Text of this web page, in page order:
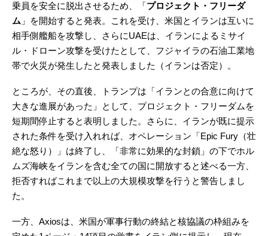
乗員を安全に脱出させるため、「プロジェクト・フリーダ
ム 」を開始すると発表。これを受け、米国とイランは互いに
相手側艦船を攻撃し、さらにUAEは、イランによるミサイ
ル・ドローン攻撃を受けたとして、フジャイラの石油工業地
帯で火災が発生したと発表しました（イランは否定）。
ところが、その直後、トランプは「イランとの合意に向けて
大きな進展があった」として、プロジェクト・フリーダムを
短期間停止すると表明しました。さらに、イランが既に提示
された条件を受け入れれば、オペレーション「Epic Fury（壮
絶な怒り）」は終了し、「非常に効果的な封鎖」の下でホル
ムズ海峡をイランを含む全ての国に開放すると述べる一方、
拒否すればこれまで以上の大規模攻撃を行うと警告しまし
た。
一方、Axiosは、米国が軍事行動の終結と核協議の枠組みを